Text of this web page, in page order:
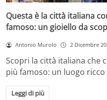
Questa è la città italiana
famoso: un gioiello da
Antonio Murolo 2 Dicembre
Scopri la città italiana che
più famoso: un luogo
Leggi di più